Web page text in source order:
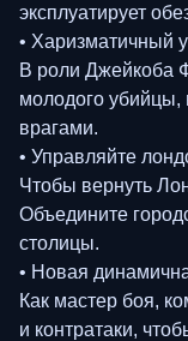
эксплуатирует
• Харизматичный
В роли Джейкоба
молодого убийцы,
врагами.
• Управляйте
Чтобы вернуть
Объедините
столицы.
• Новая
Как мастер боя,
и контратаки,